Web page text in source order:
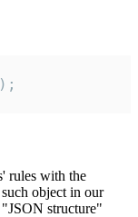
rules with the
object in our
structure"